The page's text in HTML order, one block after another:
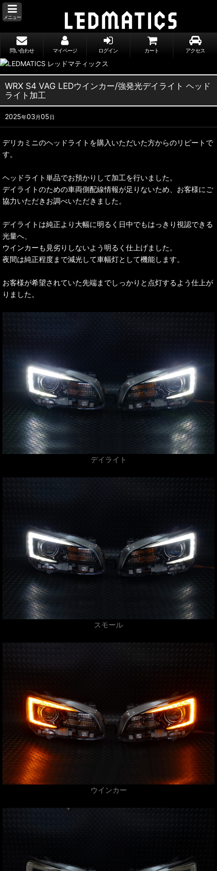
メニュー
問い合わせ マイページ ログイン カート アクセス
WRX S4 VAG LEDウインカー/強発光デイライト ヘッド
ライト加工
2025年03 月05日
デリカミニのヘッドライトを購入いただいた方からのリピートで
す。
ヘッドライト単品でお預かりして加工を行いました。
デイライトのための車両側配線情報が足りないため、お客様にご
協力いただきお調べいただきました。
デイライトは純正より大幅に明るく日中でもはっきり視認できる
光量へ、
ウインカーも見劣りしないよう明るく仕上げました。
夜間は純正程度まで減光して車幅灯として機能します。
お客様が希望されていた先端までしっかりと点灯するよう仕上が
りました。
デイライト
スモール
ウインカー